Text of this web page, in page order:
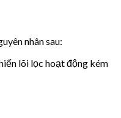
nhân sau:
lõi lọc hoạt động kém